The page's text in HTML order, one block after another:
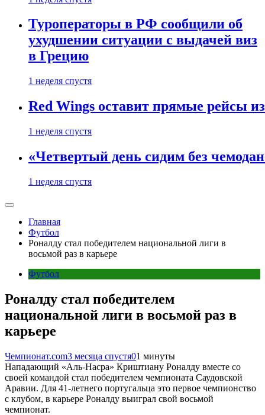
Туроператоры в РФ сообщили об
ухудшении ситуации с выдачей виз
в Грецию
1 неделя спустя
Red Wings оставит прямые рейсы
1 неделя спустя
«Четвертый день сидим без
1 неделя спустя
Главная
Футбол
Роналду стал победителем национальной лиги в
восьмой раз в карьере
Футбол
Роналду стал победителем
национальной лиги в восьмой раз в
карьере
Чемпионат.com3 месяца спустя01 минуты
Нападающий «Аль-Насра» Криштиану Роналду вместе со
своей командой стал победителем чемпионата Саудовской
Аравии. Для 41-летнего португальца это первое чемпионство
с клубом, в карьере Роналду выиграл свой восьмой
чемпионат.